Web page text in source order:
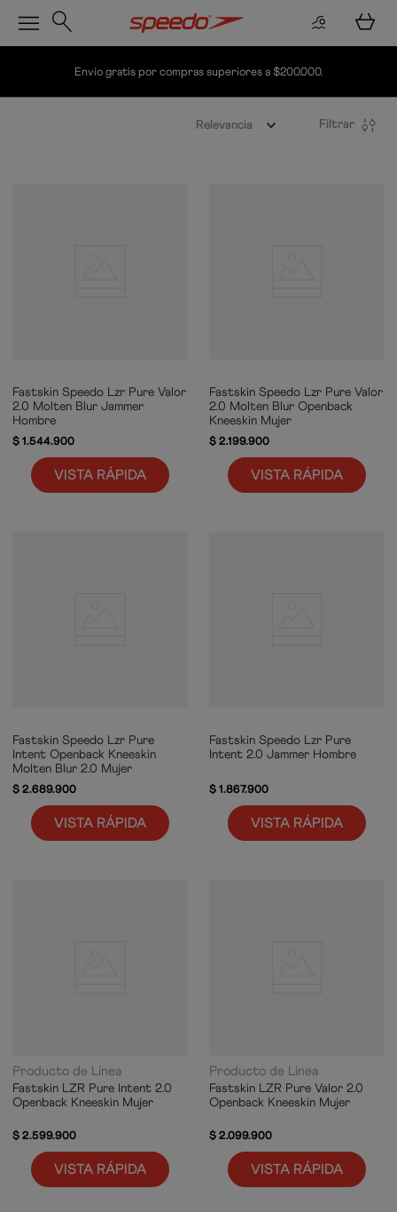
Envío gratis por compras superiores a $200.000.
Relevancia Filtrar
Fastskin Speedo Lzr Pure Valor
2.0 Molten Blur Jammer
Hombre
$1.544.900
VISTA RÁPIDA
Fastskin Speedo Lzr Pure Valor
2.0 Molten Blur Openback
Kneeskin Mujer
$2.199.900
VISTA RÁPIDA
Fastskin Speedo Lzr Pure
Intent Openback Kneeskin
Molten Blur 2.0 Mujer
$2.689.900
VISTA RÁPIDA
Fastskin Speedo Lzr Pure
Intent 2.0 Jammer Hombre
$1.867.900
VISTA RÁPIDA
Producto de Línea
Fastskin LZR Pure Intent 2.0
Openback Kneeskin Mujer
$2.599.900
VISTA RÁPIDA
Producto de Línea
Fastskin LZR Pure Valor 2.0
Openback Kneeskin Mujer
$2.099.900
VISTA RÁPIDA